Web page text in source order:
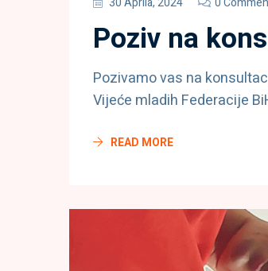
Poziv na
Pozivamo vas na
Vijeće mladih Federacije
READ MORE